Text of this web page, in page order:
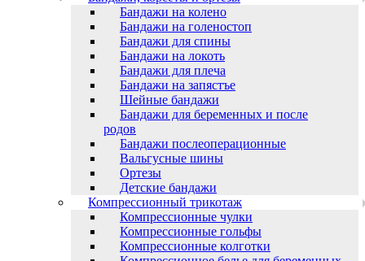
Бандажи на колено
Бандажи на голеностоп
Бандажи для спины
Бандажи на локоть
Бандажи для плеча
Бандажи на запястъе
Шейные бандажи
Бандажи для беременных и после
родов
Бандажи послеоперационные
Вальгусные шины
Ортезы
Детские бандажи
Компрессионный трикотаж
Компрессионные чулки
Компрессионные гольфы
Компрессионные колготки